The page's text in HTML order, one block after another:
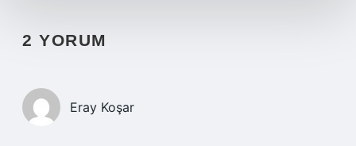
2 YORUM
Eray Koşar